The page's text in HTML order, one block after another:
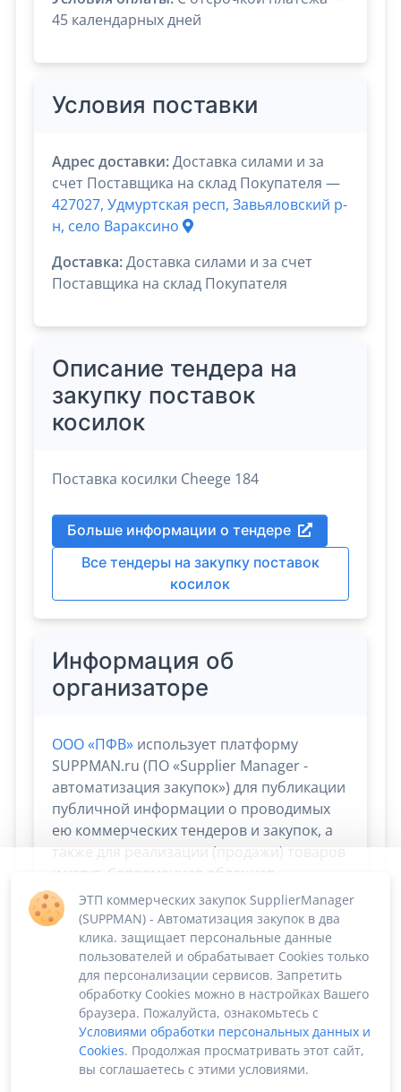
45 календарных дней
Условия поставки
Адрес доставки:Доставка силами и за
счет Поставщика на склад Покупателя —
427027, Удмуртская респ, Завьяловский р-
н, село Вараксино
Доставка:Доставка силами и за счет
Поставщика на склад Покупателя
Описание тендера на
закупку поставок
косилок
Поставка косилки Cheege 184
Больше информации о тендере
Все тендеры на закупку поставок
косилок
Информация об
организаторе
ООО «ПФВ» использует платформу
SUPPMAN.ru (ПО «Supplier Manager -
автоматизация закупок») для публикации
публичной информации о проводимых
ею коммерческих тендеров и закупок, а
также для реализации (продажи) товаров
и услуг. Современная облачная
платформа Supplier Manager дает
возможностьсосредоточиться на
скорости и эффективности сбыта и
снабжения. Остальные процессы берёт
на себя!
ЭТП коммерческих закупок SupplierManager
(SUPPMAN) - Автоматизация закупок в два
клика. защищает персональные данные
пользователей и обрабатывает Cookies только
для персонализации сервисов. Запретить
обработку Cookies можно в настройках Вашего
браузера. Пожалуйста, ознакомьтесь с
Условиями обработки персональных данных и
Cookies. Продолжая просматривать этот сайт,
вы соглашаетесь с этими условиями.